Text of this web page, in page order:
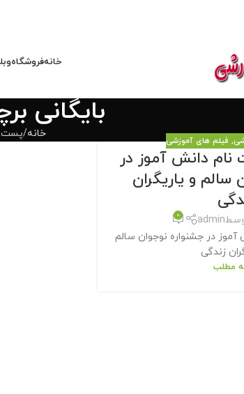
خانهفروشگاه
بایگانی
خانه پست
, فیلم های آموزشی
دانش آموز در
سالم و یاریگران
admin
0
در جشنواره نوجوان سالم
زندگی
مطلب